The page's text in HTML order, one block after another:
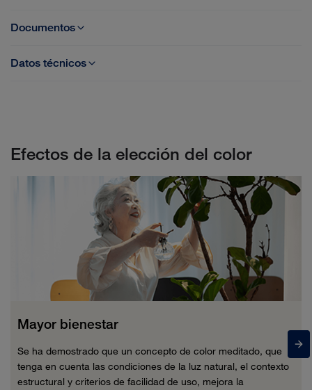
Documentos
TDS Bona Pure Colour ES
EN 71-3, Application on children's toys
EMICODE EC 1PLUS - Bona Pure Colour
GREENGUARD Gold Certificate - Bona Pure
SDS Bona Pure Colour ES
Bona Care Program Resilient Brochure ES
Datos técnicos
Efectos de la elección del color
Mayor bienestar
Se ha demostrado que un concepto de color meditado, que
tenga en cuenta las condiciones de la luz natural, el contexto
estructural y criterios de facilidad de uso, mejora la